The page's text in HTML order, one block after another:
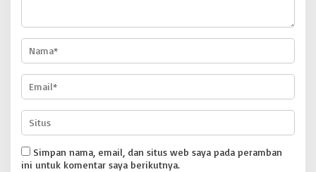
Simpan nama, email, dan situs web saya pada peramban
ini untuk komentar saya berikutnya.